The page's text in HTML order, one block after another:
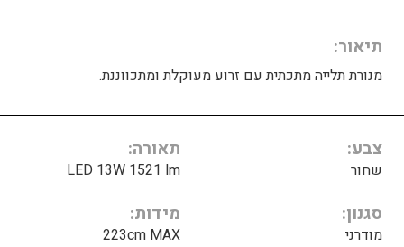
תיאור
מנורת תלייה מתכתית עם זרוע מעוקלת ומתכווננת.
צבע
שחור
תאורה
LED 13W 1521 lm
סגנון
מודרני
מידות
223cm MAX